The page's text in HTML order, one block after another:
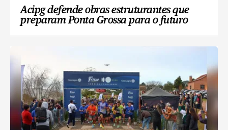
Acipg defende obras estruturantes que
preparam Ponta Grossa para o futuro